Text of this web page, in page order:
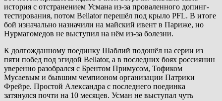
история с отстранением Усмана из-за проваленного допинг-
тестирования, потом Bellator перешёл под крыло PFL. В итоге
бой изначально назначили на майский ивент в Париже, но
Нурмагомедов не выступил на нём из-за болезни.
К долгожданному поединку Шаблий подошёл на серии из
пяти побед под эгидой Bellator, а в последних боях россиянин
уверенно разобрался с Брентом Примусом, Тофиком
Мусаевым и бывшим чемпионом организации Патрики
Фрейре. Простой Александра с последнего поединка
затянулся почти на 10 месяцев. Усман не выступал чуть